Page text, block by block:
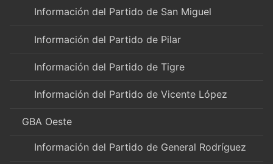
Información del Partido de San Miguel
Información del Partido de Pilar
Información del Partido de Tigre
Información del Partido de Vicente López
GBA Oeste
Información del Partido de General Rodríguez